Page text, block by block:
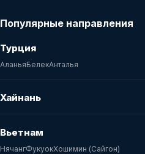
Популярные направления
Турция
АланьяБелекАнталья
Хайнань
Вьетнам
НячангФукуокХошимин (Сайгон)